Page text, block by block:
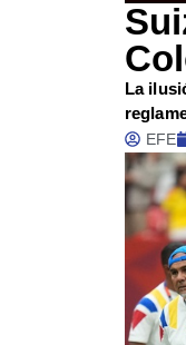
La
EFE